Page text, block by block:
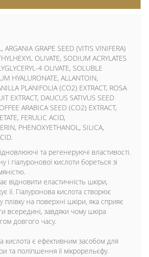
ARGANIA GRAPE SEED (VITIS VINIFERA)
OLIVATE, SODIUM ACRYLATES
4 OLIVATE, SOLUBLE
HYALURONATE, ALLANTOIN,
PLANIFOLIA (CO2) EXTRACT, ROSA
EXTRACT, DAUCUS SATIVUS SEED
ARABICA SEED (CO2) EXTRACT,
FERULIC ACID,
PHENOXYETHANOL, SILICA,
та регенеруючі властивості.
і гіалуронової кислоти бореться зі
відновити еластичність шкіри,
її. Гіалуронова кислота створює
плівку на поверхні шкіри, яка сприяє
всередині, завдяки чому шкіра
довгого часу.
кислота є ефективним засобом для
та поліпшення її мікрорельєфу.